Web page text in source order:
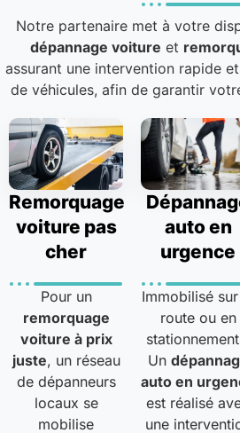
Notre partenaire met à votre
dépannage voiture et
assurant une intervention rapide
de véhicules, afin de garantir
Remorquage
voiture pas
cher
Pour un
remorquage
voiture à prix
juste, un réseau
de dépanneurs
locaux se
mobilise
auto en
urgence
Immobilisé
route ou en
Un
auto en
est réalisé
une